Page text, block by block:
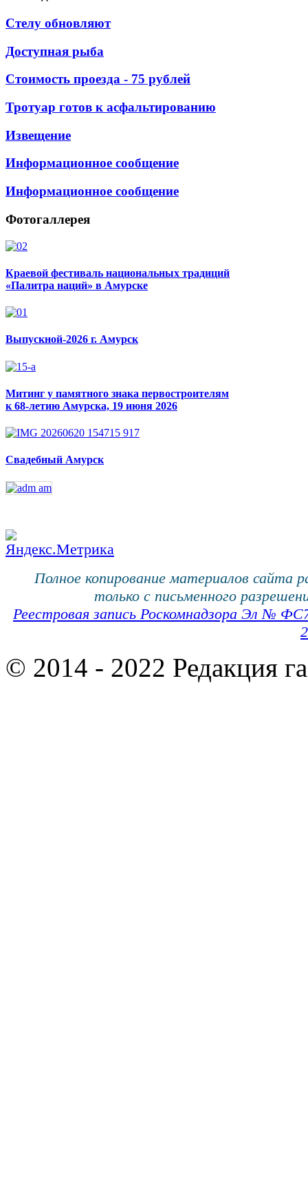
Стелу обновляют
Доступная рыба
Стоимость проезда - 75 рублей
Тротуар готов к асфальтированию
Извещение
Информационное сообщение
Информационное сообщение
Фотогаллерея
Краевой фестиваль национальных традиций
«Палитра наций» в Амурске
Выпускной-2026 г. Амурск
Митинг у памятного знака первостроителям
к 68-летию Амурска, 19 июня 2026
Свадебный Амурск
Полное копирование материалов сайта
только с письменного
Реестровая запись Роскомнадзора Эл №
© 2014 - 2022 Редакция